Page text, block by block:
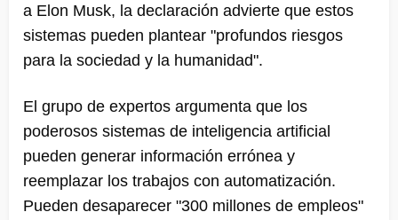
a Elon Musk, la declaración advierte que estos
sistemas pueden plantear "profundos riesgos
para la sociedad y la humanidad".
El grupo de expertos argumenta que los
poderosos sistemas de inteligencia artificial
pueden generar información errónea y
reemplazar los trabajos con automatización.
Pueden desaparecer "300 millones de empleos"